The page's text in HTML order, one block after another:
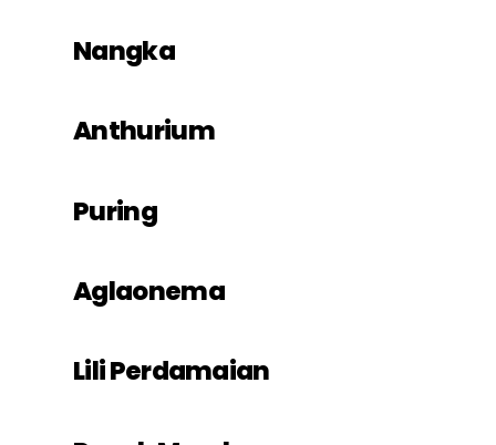
Nangka
Anthurium
Puring
Aglaonema
Lili Perdamaian